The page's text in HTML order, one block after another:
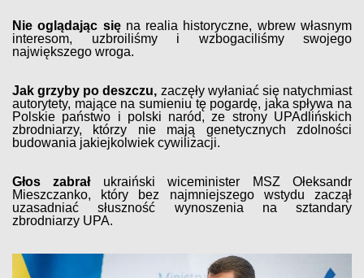
Nie oglądając sięna realia historyczne, wbrew własnym
interesom, uzbroiliśmy i wzbogaciliśmy swojego
największego wroga.
Jak grzyby po deszczu, zaczęły wyłaniać się natychmiast
autorytety, mające na sumieniu tę pogardę, jaka spływa na
Polskie państwo i polski naród, ze strony UPAdlińskich
zbrodniarzy, którzy nie mają genetycznych zdolności
budowania jakiejkolwiek cywilizacji.
Głos zabrał ukraiński wiceminister MSZ Ołeksandr
Mieszczanko, który bez najmniejszego wstydu zaczął
uzasadniać słuszność wynoszenia na sztandary
zbrodniarzy UPA.